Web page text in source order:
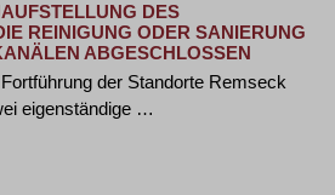
DES
REINIGUNG ODER SANIERUNG
ABGESCHLOSSEN
der Standorte Remseck
eigenständige …